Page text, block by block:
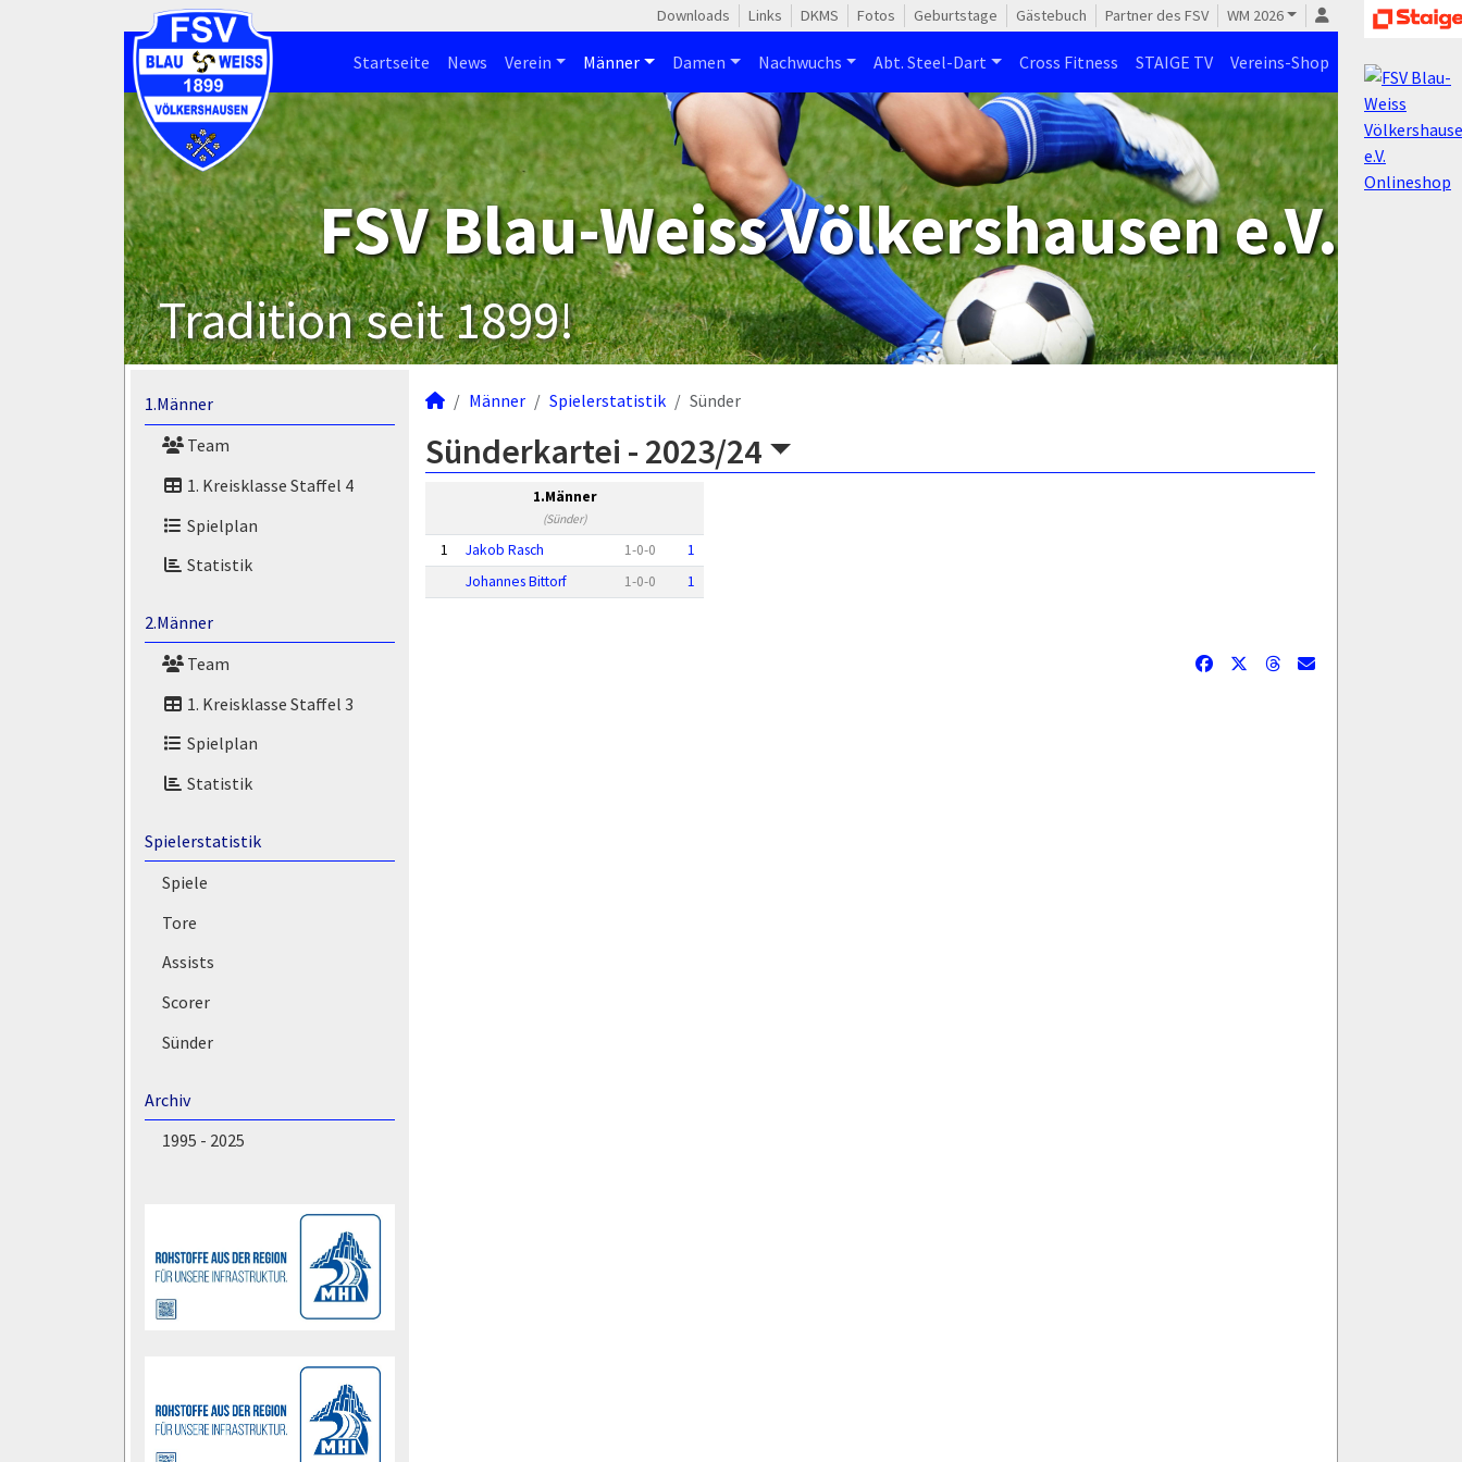
Downloads Links DKMS Fotos Geburtstage Gästebuch Partner des FSV WM 2026
Startseite News Verein Männer Damen Nachwuchs Abt. Steel-Dart Cross Fitness STAIGE TV Vereins-Shop
FSV Blau-Weiss Völkershausen e.V.
Tradition seit 1899!
1.Männer
Team
1. Kreisklasse Staffel 4
Spielplan
Statistik
2.Männer
Team
1. Kreisklasse Staffel 3
Spielplan
Statistik
Spielerstatistik
Spiele
Tore
Assists
Scorer
Sünder
Archiv
1995 - 2025
Männer Spielerstatistik Sünder
Sünderkartei - 2023/24
1.Männer
(Sünder)
1 Jakob Rasch 1-0-0
1
Johannes Bittorf
1-0-0 1